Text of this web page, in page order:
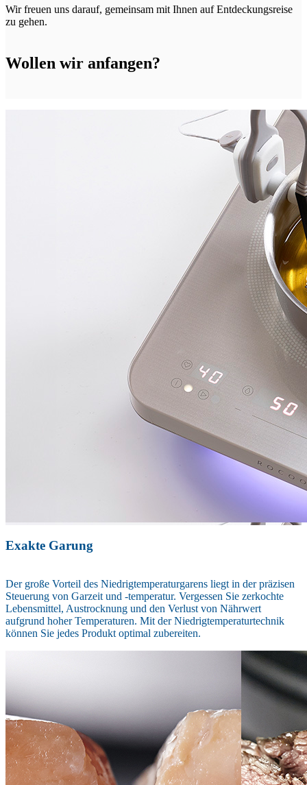
Wir freuen uns darauf, gemeinsam mit Ihnen auf Entdeckungsreise
zu gehen.
Wollen wir anfangen?
Exakte Garung
Der große Vorteil des Niedrigtemperaturgarens liegt in der präzisen
Steuerung von Garzeit und -temperatur. Vergessen Sie zerkochte
Lebensmittel, Austrocknung und den Verlust von Nährwert
aufgrund hoher Temperaturen. Mit der Niedrigtemperaturtechnik
können Sie jedes Produkt optimal zubereiten.